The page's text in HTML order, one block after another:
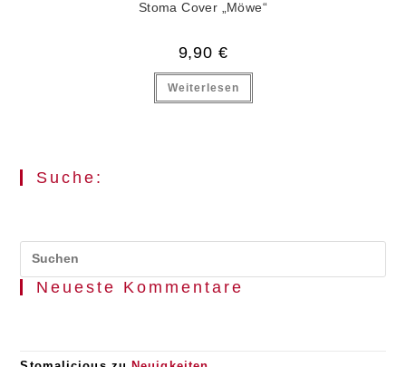
Stoma Cover „Möwe“
9,90 €
Weiterlesen
Suche:
Neueste Kommentare